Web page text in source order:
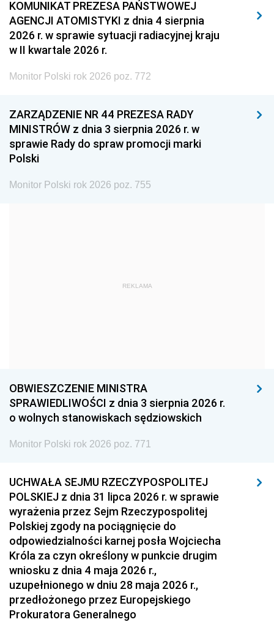
2011 2010 2009
2008 2007 2006
2005
1996 1995 1994
1993 1992 1991
1990
1987 1986
1971
1957 1956 1955
1954 1953 1952
1951 1950
1939 1938 1937
1936 1930
KOMUNIKAT PREZESA PAŃSTWOWEJ
AGENCJI ATOMISTYKI z dnia 4 sierpnia
2026 r. w sprawie sytuacji radiacyjnej kraju
w II kwartale 2026 r.
Monitor Polski rok 2026 poz. 772
ZARZĄDZENIE NR 44 PREZESA RADY
MINISTRÓW z dnia 3 sierpnia 2026 r. w
sprawie Rady do spraw promocji marki
Polski
Monitor Polski rok 2026 poz. 755
REKLAMA
OBWIESZCZENIE MINISTRA
SPRAWIEDLIWOŚCI z dnia 3 sierpnia 2026 r.
o wolnych stanowiskach sędziowskich
Monitor Polski rok 2026 poz. 771
UCHWAŁA SEJMU RZECZYPOSPOLITEJ
POLSKIEJ z dnia 31 lipca 2026 r. w sprawie
wyrażenia przez Sejm Rzeczypospolitej
Polskiej zgody na pociągnięcie do
odpowiedzialności karnej posła Wojciecha
Króla za czyn określony w punkcie drugim
wniosku z dnia 4 maja 2026 r.,
uzupełnionego w dniu 28 maja 2026 r.,
przedłożonego przez Europejskiego
Prokuratora Generalnego